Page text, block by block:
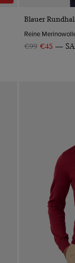
Blauer
Reine
€99 €45